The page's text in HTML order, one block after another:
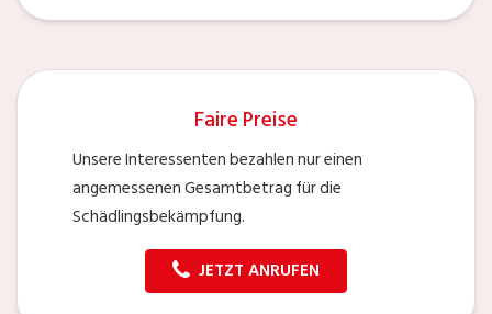
Faire Preise
Unsere Interessenten bezahlen nur einen
angemessenen Gesamtbetrag für die
Schädlingsbekämpfung.
JETZT ANRUFEN